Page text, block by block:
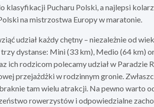
klasyfikacji Pucharu Polski, a najlepsi
na mistrzostwa Europy w maratonie.
udział każdy chętny – niezależnie od
dystanse: Mini (33 km), Medio (64 km)
ich rodzicom polecamy udział w Paradzie
przejażdżki w rodzinnym gronie.
tam wielu atrakcji. Na pewno warto
rowerzystów i odpowiedzialne